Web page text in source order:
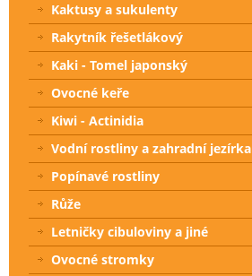
Kaktusy a sukulenty
Rakytník řešetlákový
Kaki - Tomel japonský
Ovocné keře
Kiwi - Actinidia
Vodní rostliny a zahradní jezírka
Popínavé rostliny
Růže
Letničky cibuloviny a jiné
Ovocné stromky